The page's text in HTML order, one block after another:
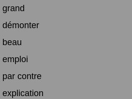
grand
démonter
beau
emploi
par contre
explication